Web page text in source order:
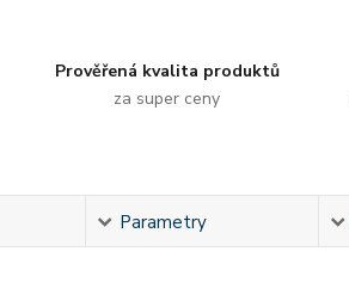
Prověřená kvalita produktů
za super ceny
Parametry